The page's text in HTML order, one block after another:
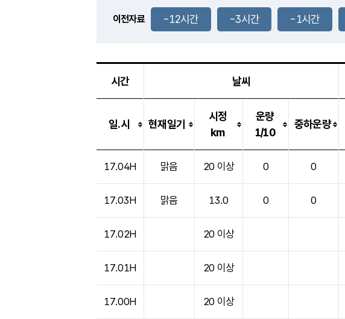
2.6m/s
0.5
-
이전자료 -12시간 -3시간 -1시간
시간 날씨
일.시 현재일기
시정
km
운량
1/10
중하운량
17.04H 맑음 20 이상 0 0
17.03H 맑음 13.0 0 0
17.02H 20 이상
17.01H 20 이상
17.00H 20 이상